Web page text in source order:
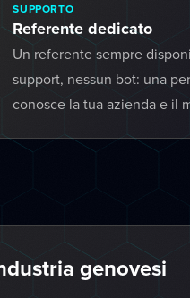
SUPPORTO
Referente dedicato
Un referente sempre
support, nessun bot: una
conosce la tua azienda e il
genovesi